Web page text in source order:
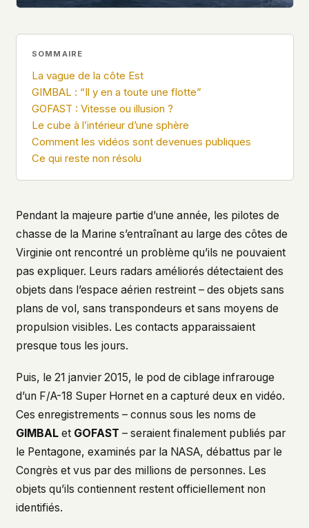
what devices they use, or whether they come
We think the tradeoff is worth it. The UFO/UAP
topic attracts government attention, and the
people reading about it deserve to do so without
being watched. If you're a whistleblower, a
someone who's curious – your visit here is yours
alone.
WHAT WE CAN'T CONTROL
Your internet provider can see that you
resolves the domain. Standard web server logs
exist on our hosting provider's infrastructure. We
don't use them, but we can't pretend they don't
exist.
If this concerns you, a VPN or Tor will handle it.
This isn't a privacy policy written by lawyers to
protect us. It's a promise written by us to protect
should stop trusting us.
SOMMAIRE
La vague de la côte Est
GIMBAL : “Il y en a toute une flotte”
GOFAST : Vitesse ou illusion ?
Le cube à l’intérieur d’une sphère
Comment les vidéos sont devenues publiques
Ce qui reste non résolu
Pendant la majeure partie d’une année, les pilotes de
chasse de la Marine s’entraînant au large des côtes de
Virginie ont rencontré un problème qu’ils ne pouvaient
pas expliquer. Leurs radars améliorés détectaient des
objets dans l’espace aérien restreint – des objets sans
plans de vol, sans transpondeurs et sans moyens de
propulsion visibles. Les contacts apparaissaient
presque tous les jours.
Puis, le 21 janvier 2015, le pod de ciblage infrarouge
d’un F/A-18 Super Hornet en a capturé deux en vidéo.
Ces enregistrements – connus sous les noms de
GIMBALet GOFAST – seraient finalement publiés par
le Pentagone, examinés par la NASA, débattus par le
Congrès et vus par des millions de personnes. Les
objets qu’ils contiennent restent officiellement non
identifiés.